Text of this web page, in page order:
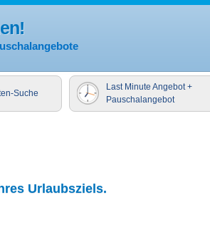
Suche
Last Minute Angebot +
Pauschalangebot
Urlaubsziels.